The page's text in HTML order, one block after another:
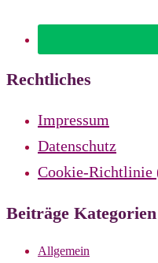
Rechtliches
Impressum
Datenschutz
Cookie-Richtlinie
Beiträge Kategorien
Allgemein